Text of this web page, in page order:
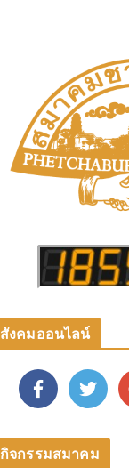
สังคมออนไลน์
กิจกรรมสมาคม